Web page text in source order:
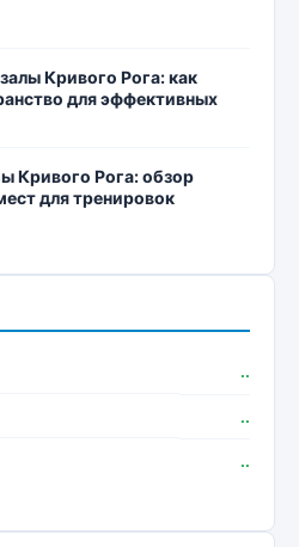
Кривого Рога: как
для эффективных
Кривого Рога: обзор
для тренировок
..
..
..